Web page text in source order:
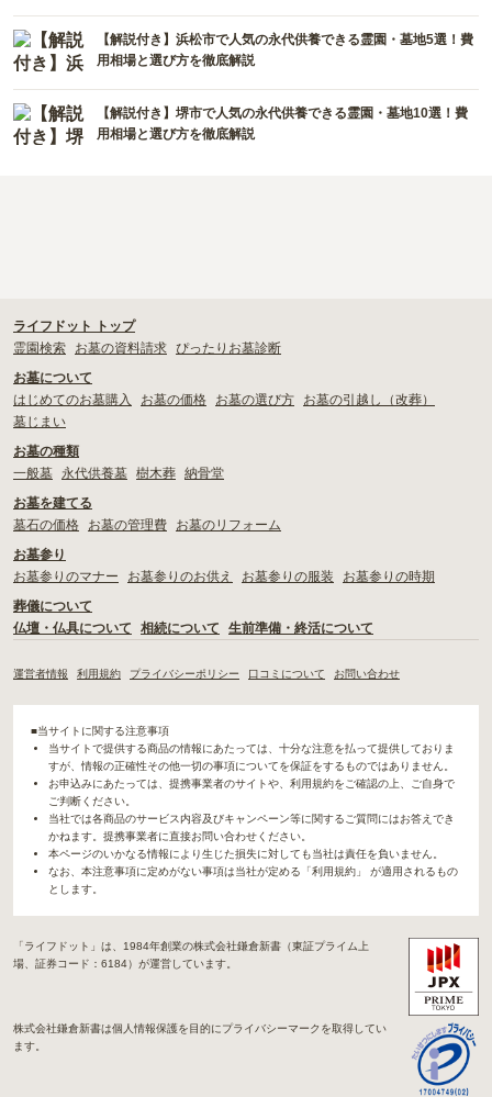
【解説付き】浜松市で人気の永代供養できる霊園・墓地5選！費
用相場と選び方を徹底解説
【解説付き】堺市で人気の永代供養できる霊園・墓地10選！費
用相場と選び方を徹底解説
ライフドット トップ
霊園検索
お墓の資料請求 ぴったりお墓診断
お墓について
はじめてのお墓購入
お墓の価格 お墓の選び方
お墓の引越し（改葬）
墓じまい
お墓の種類
一般墓
永代供養墓 樹木葬 納骨堂
お墓を建てる
墓石の価格
お墓の管理費
お墓のリフォーム
お墓参り
お墓参りのマナー
お墓参りのお供え お墓参りの服装
お墓参りの時期
葬儀について
仏壇・仏具について
相続について 生前準備・終活について
運営者情報 利用規約 プライバシーポリシー 口コミについて お問い合わせ
■当サイトに関する注意事項
当サイトで提供する商品の情報にあたっては、十分な注意を払って提供しておりま
すが、情報の正確性その他一切の事項についてを保証をするものではありません。
お申込みにあたっては、提携事業者のサイトや、利用規約をご確認の上、ご自身で
ご判断ください。
当社では各商品のサービス内容及びキャンペーン等に関するご質問にはお答えでき
かねます。提携事業者に直接お問い合わせください。
本ページのいかなる情報により生じた損失に対しても当社は責任を負いません。
なお、本注意事項に定めがない事項は当社が定める「利用規約」 が適用されるもの
とします。
「ライフドット」は、1984年創業の株式会社鎌倉新書（東証プライム上
場、証券コード：6184）が運営しています。
株式会社鎌倉新書は個人情報保護を目的にプライバシーマークを取得してい
ます。